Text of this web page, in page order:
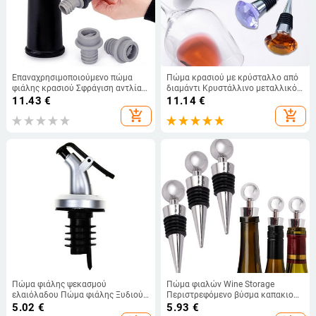
Επαναχρησιμοποιούμενο πώμα
φιάλης κρασιού Σφράγιση αντλίας
αέρα κενού Σφράγιση βύσμα
σιλικόνης Καπάκι κουζίνας Μπαρ
τραπεζαρίας Εργαλεία κουζίνας
11.43 €
add_shopping_cart
Πώμα κρασιού με κρύσταλλο από
διαμάντι Κρυστάλλινο μεταλλικό
πώμα στεγανό,
επαναχρησιμοποιούμενο πώμα
11.14€
add_shopping_cart
Πώμα φιάλης ψεκασμού
ελαιόλαδου Πώμα φιάλης Ξυδιού
Πώμα φιάλης φιαλών Διανομέας
5.02 €
Πώμα φιαλών Wine Storage
Περιστρεφόμενο βύσμα καπακιού
επαναχρησιμοποιούμενος σε κενό
5.93 €